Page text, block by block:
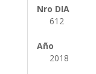
Nro DIA
612
Año
2018